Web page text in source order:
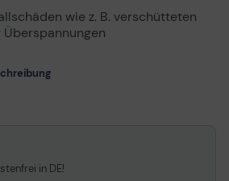
wie z. B. verschütteten
in DE!